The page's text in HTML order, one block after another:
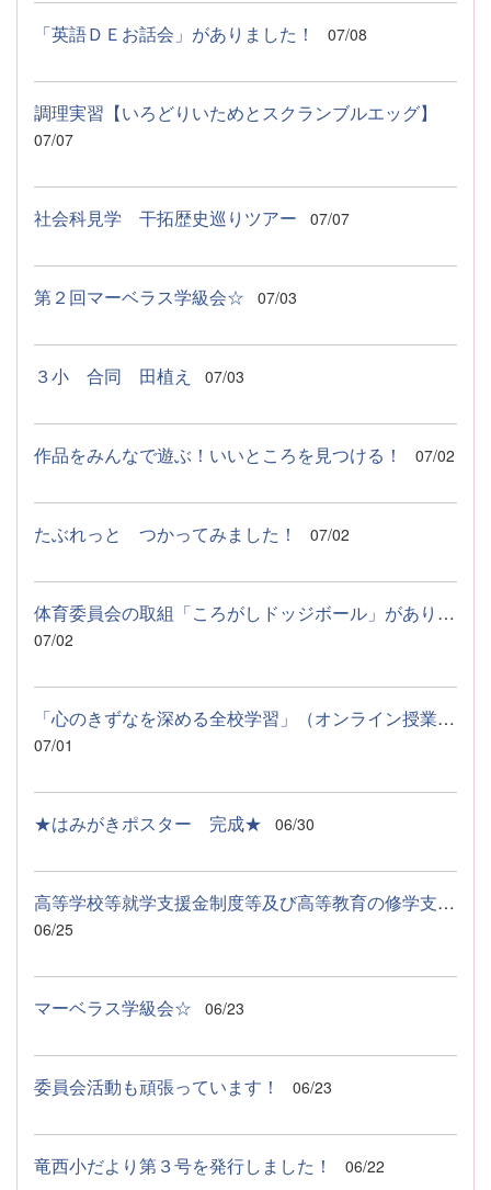
「英語ＤＥお話会」がありました！ 07/08
調理実習【いろどりいためとスクランブルエッグ】
07/07
社会科見学 干拓歴史巡りツアー 07/07
第２回マーベラス学級会☆ 07/03
３小 合同 田植え 07/03
作品をみんなで遊ぶ！いいところを見つける！ 07/02
たぶれっと つかってみました！ 07/02
体育委員会の取組「ころがしドッジボール」がありました！
07/02
「心のきずなを深める全校学習」（オンライン授業）を行いました！
07/01
★はみがきポスター 完成★ 06/30
高等学校等就学支援金制度等及び高等教育の修学支援新制度のお知らせ
06/25
マーベラス学級会☆ 06/23
委員会活動も頑張っています！ 06/23
竜西小だより第３号を発行しました！ 06/22